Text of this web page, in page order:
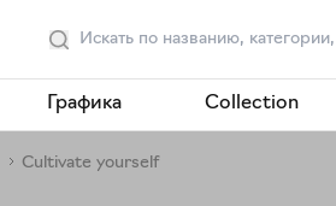
Графика Collection
Cultivate yourself